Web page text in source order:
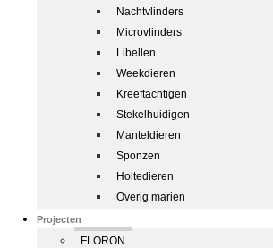
Nachtvlinders
Microvlinders
Libellen
Weekdieren
Kreeftachtigen
Stekelhuidigen
Manteldieren
Sponzen
Holtedieren
Overig marien
Projecten
FLORON